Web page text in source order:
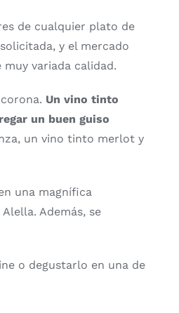
de cualquier plato de
y el mercado
variada calidad.
Un vino tinto
un buen guiso
un vino tinto merlot y
una magnífica
Además, se
o degustarlo en una de